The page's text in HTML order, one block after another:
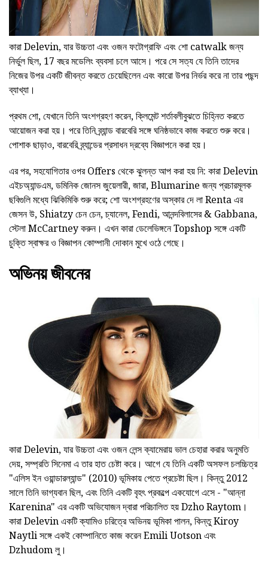
কারা Delevin, যার উচ্চতা এবং ওজন ফটোগ্রাফি এবং শো catwalk জন্য
নির্ভুল ছিল, 17 বছর মডেলিং ব্যবসা চলে আসে। পরে সে সত্য যে তিনি তাদের
নিজের উপর একটি জীবন্ত করতে চেয়েছিলেন এবং কারো উপর নির্ভর করে না তার পছন্দ
ব্যাখ্যা।
প্রথম শো, যেখানে তিনি অংশগ্রহণ করেন, ক্লিমেন্ট শর্তাবলীবুঝতে চিহ্নিত করতে
আয়োজন করা হয়। পরে তিনি ব্র্যান্ড বারবেরি সঙ্গে ঘনিষ্ঠভাবে কাজ করতে শুরু করে।
পোশাক ছাড়াও, বারবেরি ব্র্যান্ডের প্রসাধন দ্রব্যে বিজ্ঞাপনে করা হয়।
এর পর, সহযোগিতার ওপর Offers থেকে ঝুলন্ত আপ করা হয় নি: কারা Delevin
এইচঅ্যান্ডএম, ডমিনিক জোনস জুয়েলারী, জারা, Blumarine জন্য প্রচারমূলক
ছবিগুলি মধ্যে ঝিকিমিকি শুরু করে; শো অংশগ্রহণের অস্কার দে লা Renta এর
জেসন উ, Shiatzy চেন চেন, চ্যানেল, Fendi, আনন্দবিলাসের & Gabbana,
স্টেলা McCartney করুন। এখন কারা ডেলেভিঙ্গনে Topshop সঙ্গে একটি
চুক্তি স্বাক্ষর ও বিজ্ঞাপন কোম্পানী দোকান মুখে ওঠে গেছে।
অভিনয় জীবনের
কারা Delevin, যার উচ্চতা এবং ওজন লেন্স ক্যামেরায় ভাল চেহারা করার অনুমতি
দেয়, সম্প্রতি সিনেমা এ তার হাত চেষ্টা করে। আগে যে তিনি একটি অসফল চলচ্চিত্র
"এলিস ইন ওয়ান্ডারল্যান্ড" (2010) ভূমিকায় পেতে প্রচেষ্টা ছিল। কিন্তু 2012
সালে তিনি ভাগ্যবান ছিল, এবং তিনি একটি বৃহৎ প্রকল্পে একযোগে এসে - "আন্না
Karenina" এর একটি অভিযোজন দ্বারা পরিচালিত হয় Dzho Raytom।
কারা Delevin একটি ক্যামিও চরিত্রে অভিনয় ভূমিকা পালন, কিন্তু Kiroy
Naytli সঙ্গে একই কোম্পানিতে কাজ করেন Emili Uotson এবং
Dzhudom লু।